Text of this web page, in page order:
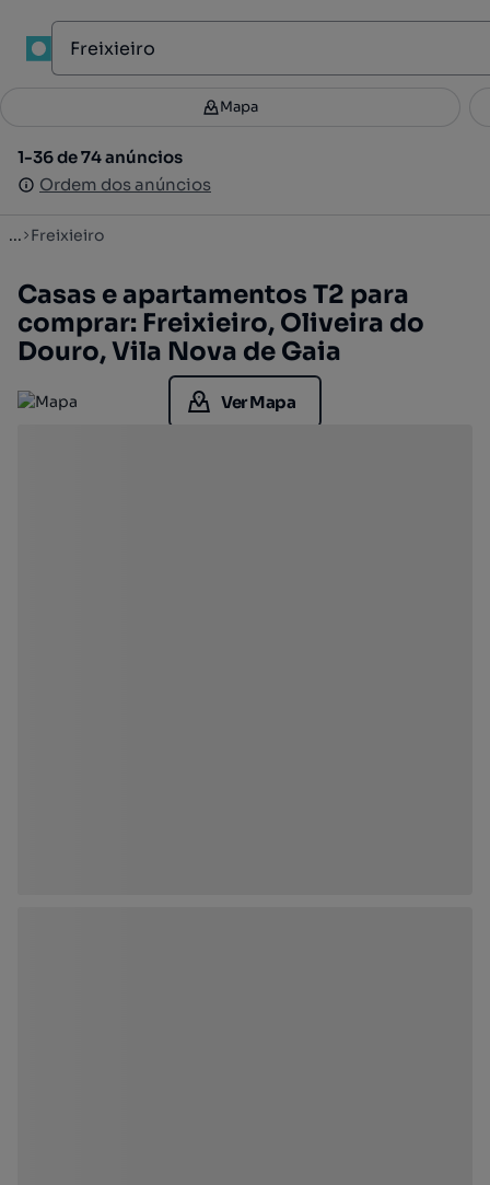
Filtros 2
1-36 de 74 anúncios
Ordem dos anúncios
Mapa
1-36 de 74 anúncios
Ordem dos anúncios
... Freixieiro
Casas e apartamentos T2 para
comprar: Freixieiro, Oliveira do
Douro, Vila Nova de Gaia
Ver Mapa